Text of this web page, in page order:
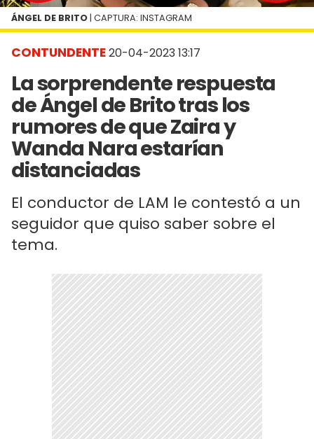
CONTUNDENTE20-04-2023 13:17
La sorprendente respuesta
de Ángel de Brito tras los
rumores de que Zaira y
Wanda Nara estarían
distanciadas
El conductor de LAM le contestó a un
seguidor que quiso saber sobre el
tema.
ÁNGEL DE BRITO | CAPTURA: INSTAGRAM